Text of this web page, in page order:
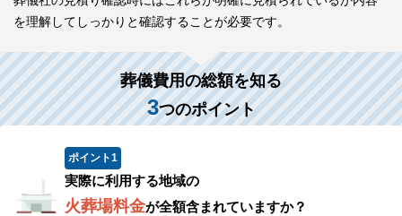
を理解してしっかりと確認することが必要です。
葬儀費用の総額を知る
3つのポイント
ポイント1
実際に利用する地域の
火葬場料金が全額含まれていますか？